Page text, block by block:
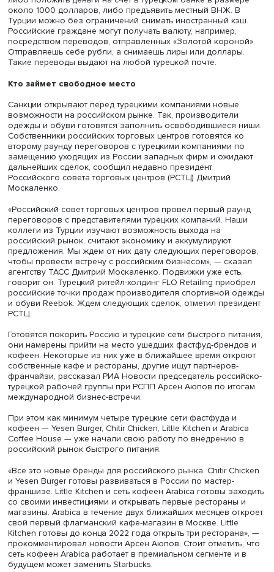
«Мирный» вопрос
Еще одна мера поддержки отечественных туристов —
альтернативные методы платежей, ведь пользоваться
карточками Visa и Mastercard россияне за границей не
Так, наличные рубли можно поменять в обменных
банкоматах турецких банков İş Bankası, Ziraat Bankası и
Vakifbank можно снять деньги с карточки «Мир», даже
выданной российским банком, попавшим под санкции.
по «Миру» проходит в части ресторанов,
турецкой железной дороге. Однако нужно иметь в
рядом может не оказаться нужного банкомата или
не сработает в торговой точке.
возникало как можно меньше проблем во время
Россия и Турция договорились о начале приема карты
в турецких отелях, а также об увеличении
российского платежного средства в банкоматах
рассказал в ходе того же визита в Турцию Александр
«Мы обсуждали также возможность проведения
российских рублях либо турецких лирах, работу карты
отелях Турецкой Республики. Договорились о том, что
будут принимать карты, договорились о том, что будут
отелях, гостиницах», — раскрыл подробности
договоренностей вице-премьер.
Некоторые турецкие банки дают возможность
открыть счет в лирах, в долларах или евро и получить
Visa и Mastercard. Правда, зачастую для этого
либо положить деньги на счет в турецком банке в
около 1000 долларов, либо предъявить местный ВНЖ.
Турции можно без ограничений снимать иностранный
Российские граждане могут получать валюту, например,
Отправляешь себе рубли, а снимаешь лиры или
Такие переводы выдают на любой турецкой почте.
Кто займет свободное место
Санкции открывают перед турецкими компаниями
возможности на российском рынке. Так, производители
одежды и обуви готовятся заполнить
Собственники российских торговых центров готовятся